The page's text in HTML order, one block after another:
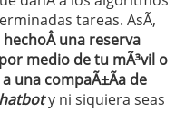
tareas. AsÃ­,
una reserva
medio de tu mÃ³vil o
una compaÃ±Ã­a de
y ni siquiera seas